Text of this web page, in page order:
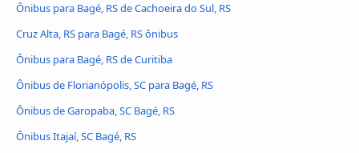
Ônibus para Bagé, RS de Cachoeira do Sul, RS
Cruz Alta, RS para Bagé, RS ônibus
Ônibus para Bagé, RS de Curitiba
Ônibus de Florianópolis, SC para Bagé, RS
Ônibus de Garopaba, SC Bagé, RS
Ônibus Itajaí, SC Bagé, RS